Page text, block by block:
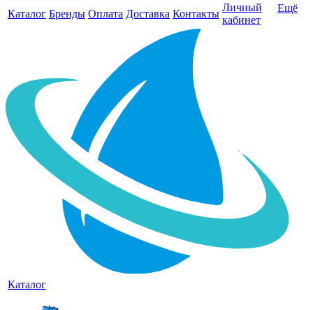
Каталог Бренды Оплата Доставка Контакты
Личный
кабинет
Ещё
Каталог